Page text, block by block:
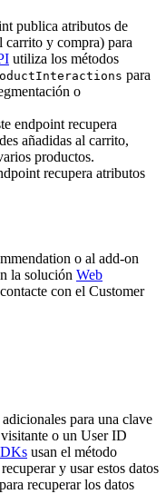
publica atributos de
carrito y compra) para
utiliza los métodos
para
o
endpoint recupera
añadidas al carrito,
productos.
recupera atributos
o al add-on
la solución Web
con el Customer
para una clave
o un User ID
usan el método
y usar estos datos
para recuperar los datos